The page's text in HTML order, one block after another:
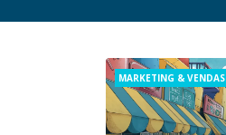
Categories
MARKETING & VENDAS